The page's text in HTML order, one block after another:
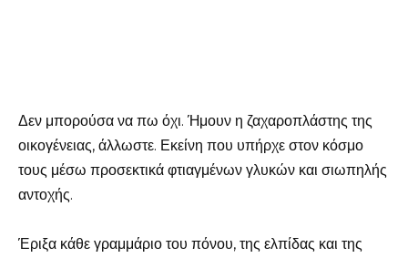
Δεν μπορούσα να πω όχι. Ήμουν η ζαχαροπλάστης της
οικογένειας, άλλωστε. Εκείνη που υπήρχε στον κόσμο
τους μέσω προσεκτικά φτιαγμένων γλυκών και σιωπηλής
αντοχής.
Έριξα κάθε γραμμάριο του πόνου, της ελπίδας και της